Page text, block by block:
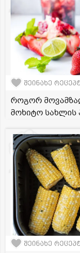
შეინახე
როგორ
მოხიტო სახლის
შეინახე